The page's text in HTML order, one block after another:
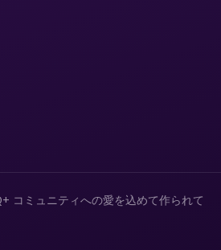
コミュニティへの愛を込めて作られて